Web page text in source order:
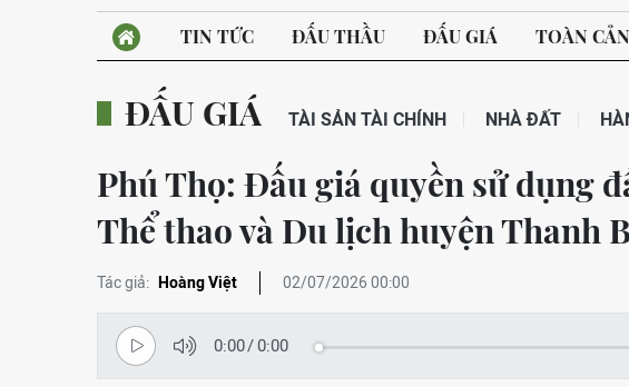
TIN TỨC ĐẤU THẦU ĐẤU GIÁ TOÀN
ĐẤU GIÁ TÀI SẢN TÀI CHÍNH NHÀ ĐẤT
Phú Thọ: Đấu giá quyền sử dụng
Thể thao và Du lịch huyện Thanh
Tác giả: Hoàng Việt 02/07/2026 00:00
0:00/0:00